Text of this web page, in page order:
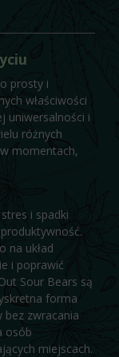
prosty i
właściwości
uniwersalności i
różnych
momentach,
i spadki
na układ
i poprawić
Sour Bears są
forma
zwracania
osób
miejscach.